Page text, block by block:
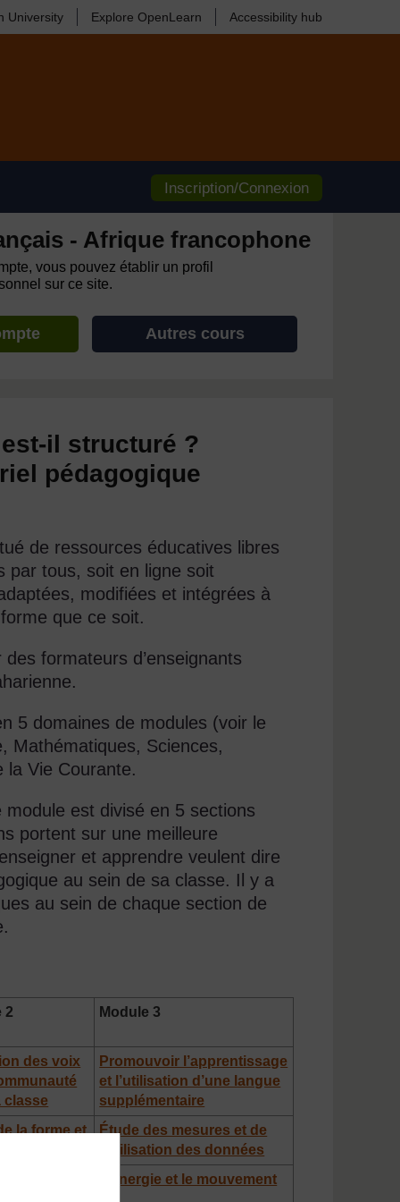
University Explore OpenLearn Accessibility hub
Inscription/Connexion
- Afrique francophone
vous pouvez établir un profil
sur ce site.
Autres cours
il structuré ?
pédagogique
de ressources éducatives libres
par tous, soit en ligne soit
modifiées et intégrées à
que ce soit.
formateurs d’enseignants
5 domaines de modules (voir le
Mathématiques, Sciences,
la Vie Courante.
est divisé en 5 sections
portent sur une meilleure
et apprendre veulent dire
au sein de sa classe. Il y a
au sein de chaque section de
2 Module 3
des voix
classe
Promouvoir l’apprentissage
et l’utilisation d’une langue
supplémentaire
la forme et
Étude des mesures et de
l’utilisation des données
L’énergie et le mouvement